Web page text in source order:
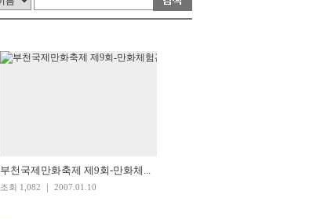
부천국제만화축제 제9회-만화체...
조회 1,082 ｜ 2007.01.10